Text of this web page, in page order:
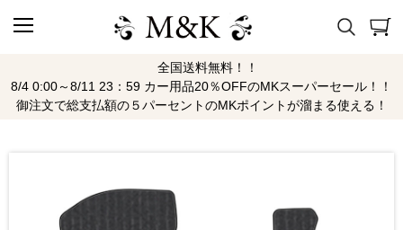
全国送料無料！！
8/4 0:00～8/11 23：59 カー用品20％OFFのMKスーパーセール！！
御注文で総支払額の５パーセントのMKポイントが溜まる使える！